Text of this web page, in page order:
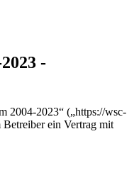
-
2004-2023“ („https://wsc-
ein Vertrag mit